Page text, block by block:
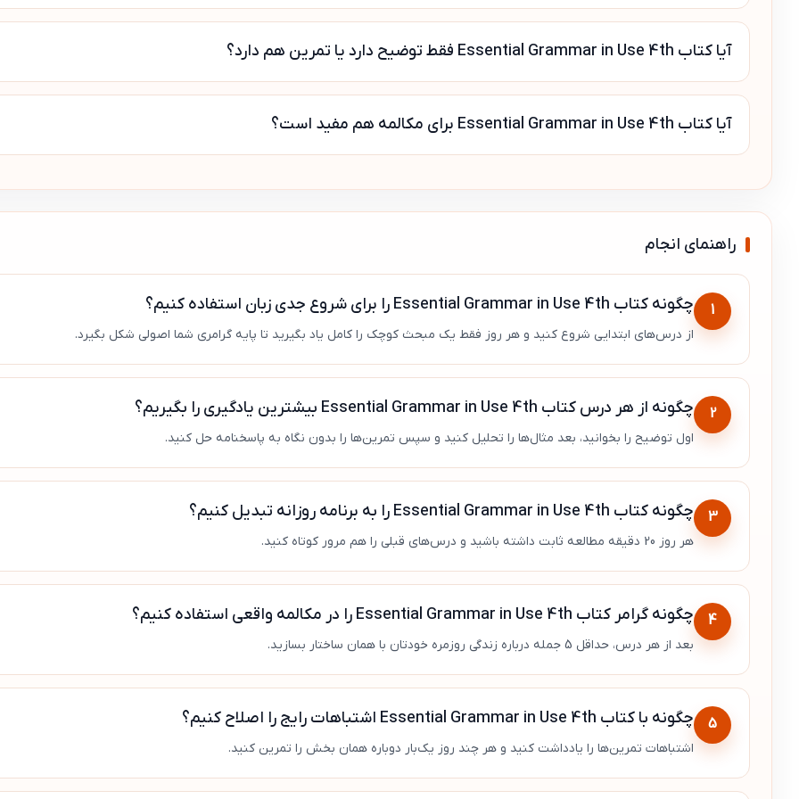
آیا کتاب Essential Grammar in Use 4th فقط توضیح دارد یا تمرین هم دارد؟
آیا کتاب Essential Grammar in Use 4th برای مکالمه هم مفید است؟
راهنمای انجام
1 چگونه کتاب Essential Grammar in Use 4th را برای شروع جدی زبان استفاده کنیم؟
از درس‌های ابتدایی شروع کنید و هر روز فقط یک مبحث کوچک را کامل یاد بگیرید تا پایه گرامری شما اصولی شکل بگیرد.
2 چگونه از هر درس کتاب Essential Grammar in Use 4th بیشترین یادگیری را بگیریم؟
اول توضیح را بخوانید، بعد مثال‌ها را تحلیل کنید و سپس تمرین‌ها را بدون نگاه به پاسخنامه حل کنید.
3 چگونه کتاب Essential Grammar in Use 4th را به برنامه روزانه تبدیل کنیم؟
هر روز 20 دقیقه مطالعه ثابت داشته باشید و درس‌های قبلی را هم مرور کوتاه کنید.
4 چگونه گرامر کتاب Essential Grammar in Use 4th را در مکالمه واقعی استفاده کنیم؟
بعد از هر درس، حداقل 5 جمله درباره زندگی روزمره خودتان با همان ساختار بسازید.
5 چگونه با کتاب Essential Grammar in Use 4th اشتباهات رایج را اصلاح کنیم؟
اشتباهات تمرین‌ها را یادداشت کنید و هر چند روز یک‌بار دوباره همان بخش را تمرین کنید.